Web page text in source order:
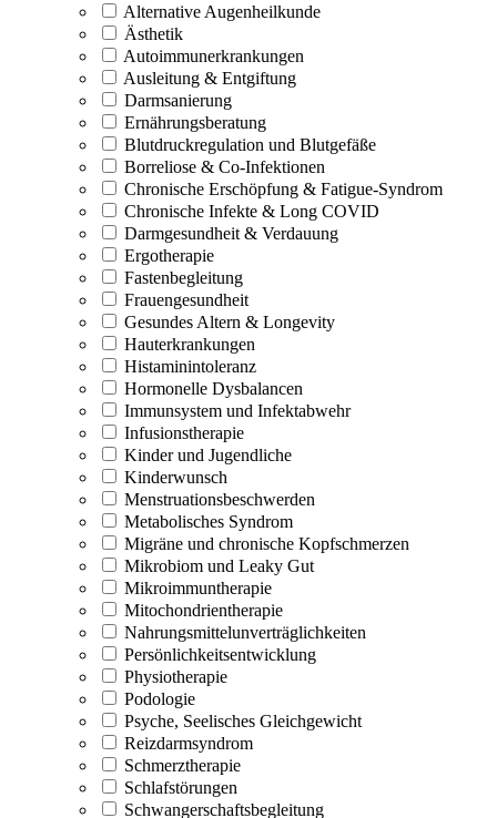
Alternative Augenheilkunde
Ästhetik
Autoimmunerkrankungen
Ausleitung & Entgiftung
Darmsanierung
Ernährungsberatung
Blutdruckregulation und Blutgefäße
Borreliose & Co-Infektionen
Chronische Erschöpfung & Fatigue-Syndrom
Chronische Infekte & Long COVID
Darmgesundheit & Verdauung
Ergotherapie
Fastenbegleitung
Frauengesundheit
Gesundes Altern & Longevity
Hauterkrankungen
Histaminintoleranz
Hormonelle Dysbalancen
Immunsystem und Infektabwehr
Infusionstherapie
Kinder und Jugendliche
Kinderwunsch
Menstruationsbeschwerden
Metabolisches Syndrom
Migräne und chronische Kopfschmerzen
Mikrobiom und Leaky Gut
Mikroimmuntherapie
Mitochondrientherapie
Nahrungsmittelunverträglichkeiten
Persönlichkeitsentwicklung
Physiotherapie
Podologie
Psyche, Seelisches Gleichgewicht
Reizdarmsyndrom
Schmerztherapie
Schlafstörungen
Schwangerschaftsbegleitung